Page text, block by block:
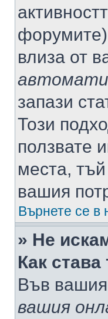
влиза от
запази
Този
ползвате
места,
вашия
Върнете се в
» Не
Как става
Във
вашия